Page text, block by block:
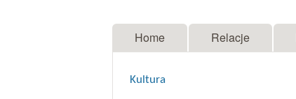
Menu główne
Home Relacje
Kultura